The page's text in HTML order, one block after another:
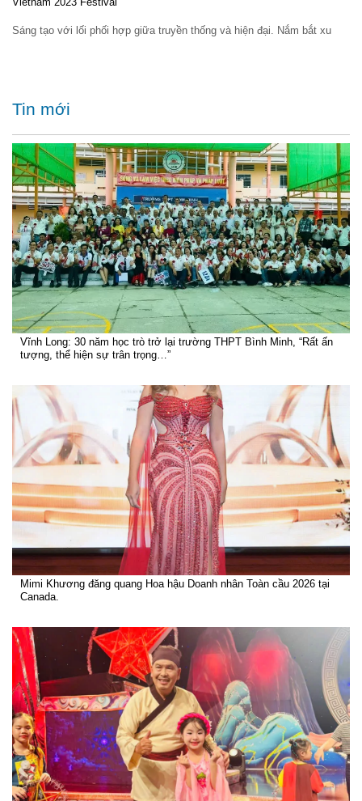
Sáng tạo với lối phối hợp giữa truyền thống và hiện đại. Nắm bắt xu
Tin mới
Vĩnh Long: 30 năm học trò trở lại trường THPT Bình Minh, “Rất ấn
tượng, thể hiện sự trân trọng…”
Mimi Khương đăng quang Hoa hậu Doanh nhân Toàn cầu 2026 tại
Canada.